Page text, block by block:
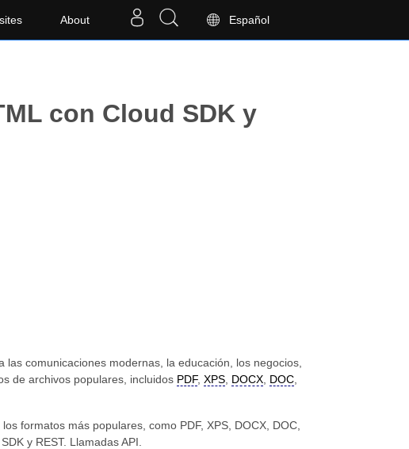
About Español
con Cloud SDK y
comunicaciones modernas, la educación, los negocios,
de archivos populares, incluidos PDF, XPS DOCX DOC
formatos más populares, como PDF, XPS, DOCX, DOC,
y REST. Llamadas API.